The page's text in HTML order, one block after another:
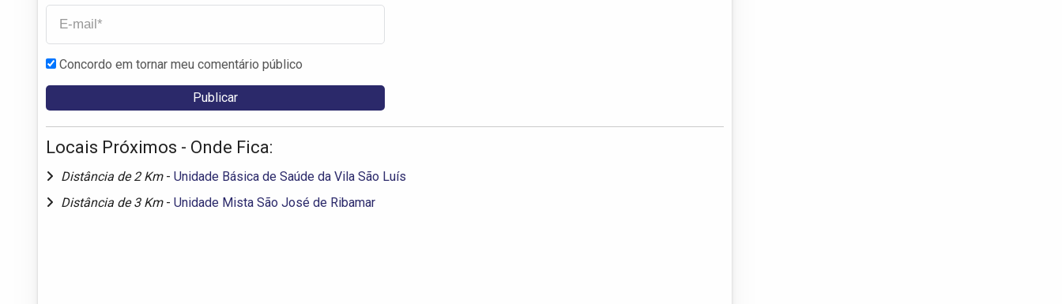
Concordo em tornar meu comentário público
Locais Próximos - Onde Fica:
Distância de 2 Km - Unidade Básica de Saúde da Vila São Luís
Distância de 3 Km - Unidade Mista São José de Ribamar